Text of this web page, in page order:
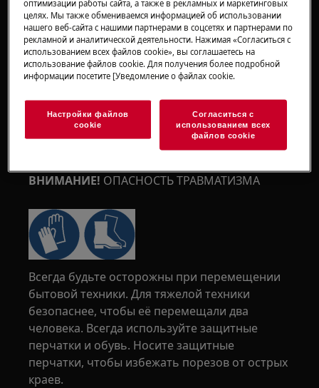
ВНИМАНИЕ! ОПАСНОСТЬ ТРАВМАТИЗМА
Всегда будьте осторожны при перемещении
бытовой техники. Для тяжелой техники
безопаснее, чтобы её перемещали два
человека. Всегда используйте защитные
перчатки и обувь. Носите защитные
перчатки, чтобы избежать порезов от острых
краев.
оптимизации работы сайта, а также в рекламных и маркетинговых
целях. Мы также обмениваемся информацией об использовании
нашего веб-сайта с нашими партнерами в соцсетях и партнерами по
рекламной и аналитической деятельности. Нажимая «Согласиться с
использованием всех файлов cookie», вы соглашаетесь на
использование файлов cookie. Для получения более подробной
информации посетите [Уведомление о файлах cookie.
Настройки файлов
cookie
Согласиться с
использованием всех
файлов cookie